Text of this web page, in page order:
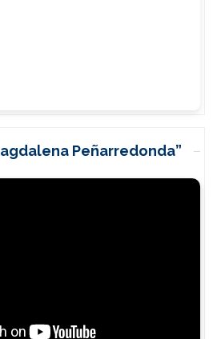
Peñarredonda”